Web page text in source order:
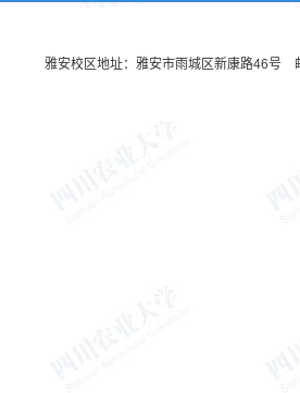
雅安校区地址：雅安市雨城区新康路46号